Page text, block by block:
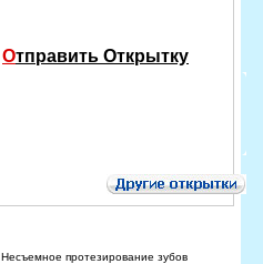
Отправить Открытку
Несъемное протезирование зубов